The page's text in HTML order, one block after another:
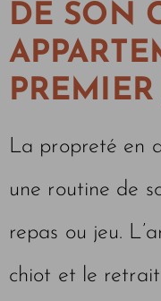
DE SON
La propreté en
une routine de
repas ou jeu.
chiot et le